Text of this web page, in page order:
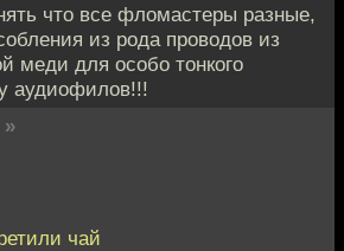
что все фломастеры разные,
из рода проводов из
меди для особо тонкого
аудиофилов!!!
»
чай